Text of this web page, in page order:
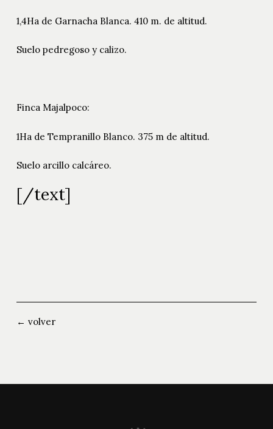
1,4Ha de Garnacha Blanca. 410 m. de altitud.
Suelo pedregoso y calizo.
Finca Majalpoco:
1Ha de Tempranillo Blanco. 375 m de altitud.
Suelo arcillo calcáreo.
[/text]
← volver